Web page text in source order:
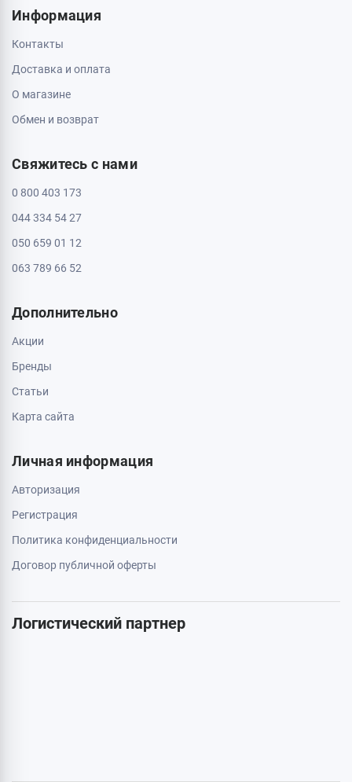
Кропивницкий, 25006, ул. Большая Перспективная 48
Полтава, 36000, ул. Небесной Сотни 2
Пн - Вс: с 10:00 до 20:00
ТРЦ Депот, 2 этаж
Черкассы, 18005, бул. Шевченка, 195
Информация
Контакты
Доставка и оплата
Обмен и возврат
Свяжитесь с нами
0 800 403 173
044 334 54 27
063 789 66 52
Дополнительно
Акции
Бренды
Карта сайта